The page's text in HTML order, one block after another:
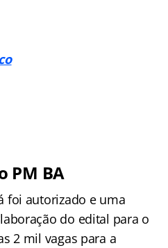
PM BA
foi autorizado e uma
do edital para o
2 mil vagas para a